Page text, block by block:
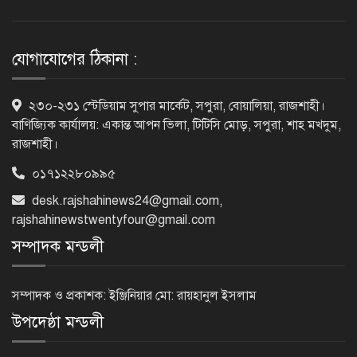
দুর্নীতিমুক্ত প্রশাসন গড়াই সরকারের মূল
লক্ষ্য : ভূমিমন্ত্রী
যাবে না: ভূমিমন্ত্রী
করতে পুলিশের বিশেষ অভিযানে
গ্রেপ্তার-২২
যোগাযোগের ঠিকানা :
২৩০-২৩১ স্টেডিয়াম সুপার মার্কেট, সপুরা, বোয়ালিয়া, রাজশাহী।
বাণিজ্যিক কার্যালয়: একান্ত আপন ভিলা, টিটিসি মোড়, সপুরা, শাহ মখদুম,
রাজশাহী।
০১৭১২২৮০৯৯৫
desk.rajshahinews24@gmail.com,
rajshahinewstwentyfour@gmail.com
সম্পাদক মন্ডলী
সম্পাদক ও প্রকাশক: ইঞ্জিনিয়ার মো: রায়হানুল ইসলাম
উপদেষ্ঠা মন্ডলী